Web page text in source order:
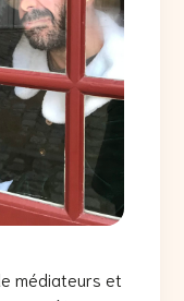
médiateurs et